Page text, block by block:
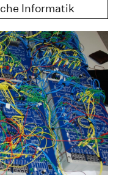
Informatik